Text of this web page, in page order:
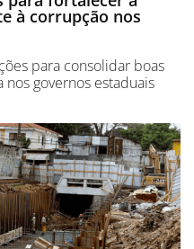
à corrupção nos
para consolidar boas
governos estaduais